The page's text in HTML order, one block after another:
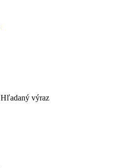
Hľadaný výraz